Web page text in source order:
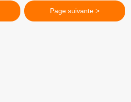
Page suivante >